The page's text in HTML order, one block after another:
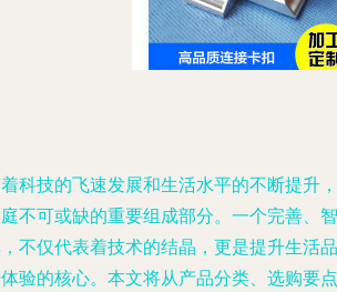
科技的飞速发展和生活水平的不断提升
不可或缺的重要组成部分。一个完善、
不仅代表着技术的结晶，更是提升生活
验的核心。本文将从产品分类、选购要